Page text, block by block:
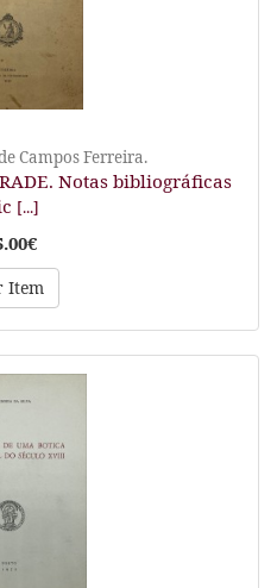
Campos Ferreira.
Notas bibliográficas
[...]
Item